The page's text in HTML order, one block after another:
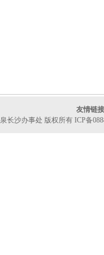
友情链
长沙办事处 版权所有 ICP备